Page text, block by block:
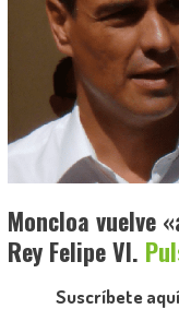
Moncloa vuelve
Rey Felipe VI.
Suscríbete